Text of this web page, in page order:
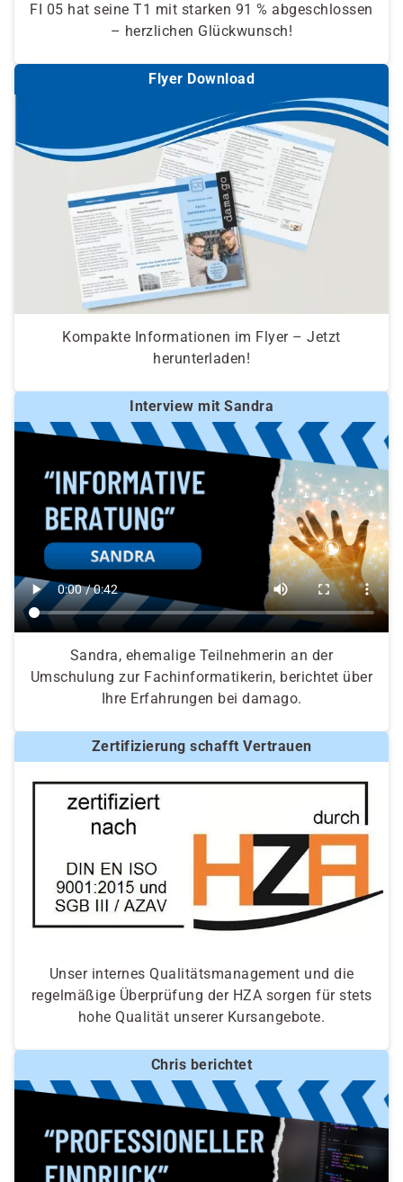
FI 05 hat seine T1 mit starken 91 % abgeschlossen
– herzlichen Glückwunsch!
Flyer Download
Kompakte Informationen im Flyer – Jetzt
herunterladen!
Interview mit Sandra
Sandra, ehemalige Teilnehmerin an der
Umschulung zur Fachinformatikerin, berichtet über
Ihre Erfahrungen bei damago.
Zertifizierung schafft Vertrauen
Unser internes Qualitätsmanagement und die
regelmäßige Überprüfung der HZA sorgen für stets
hohe Qualität unserer Kursangebote.
Chris berichtet